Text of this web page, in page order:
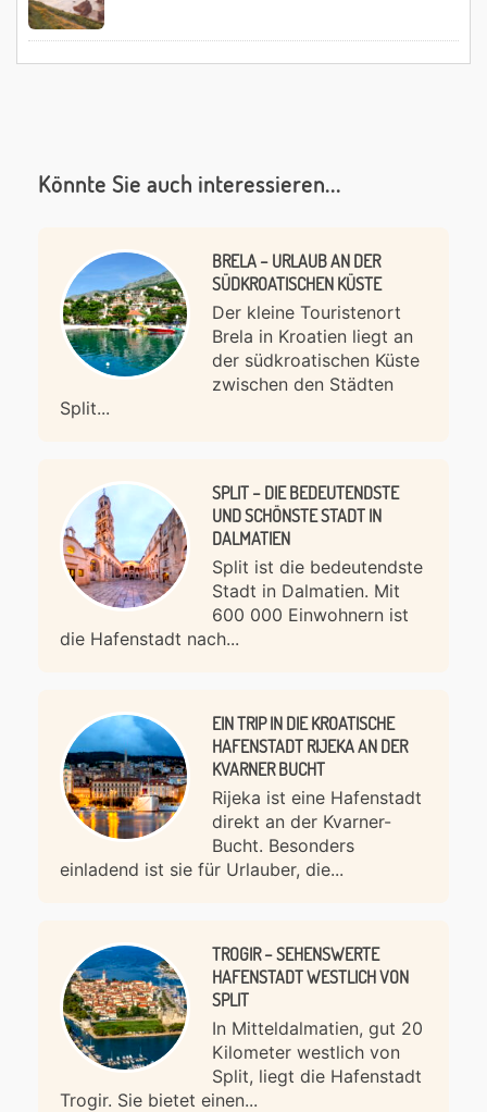
Könnte Sie auch interessieren...
BRELA – URLAUB AN DER
SÜDKROATISCHEN KÜSTE
Der kleine Touristenort
Brela in Kroatien liegt an
der südkroatischen Küste
zwischen den Städten
Split...
SPLIT – DIE BEDEUTENDSTE
UND SCHÖNSTE STADT IN
DALMATIEN
Split ist die bedeutendste
Stadt in Dalmatien. Mit
600 000 Einwohnern ist
die Hafenstadt nach...
EIN TRIP IN DIE KROATISCHE
HAFENSTADT RIJEKA AN DER
KVARNER BUCHT
Rijeka ist eine Hafenstadt
direkt an der Kvarner-
Bucht. Besonders
einladend ist sie für Urlauber, die...
TROGIR – SEHENSWERTE
HAFENSTADT WESTLICH VON
SPLIT
In Mitteldalmatien, gut 20
Kilometer westlich von
Split, liegt die Hafenstadt
Trogir. Sie bietet einen...